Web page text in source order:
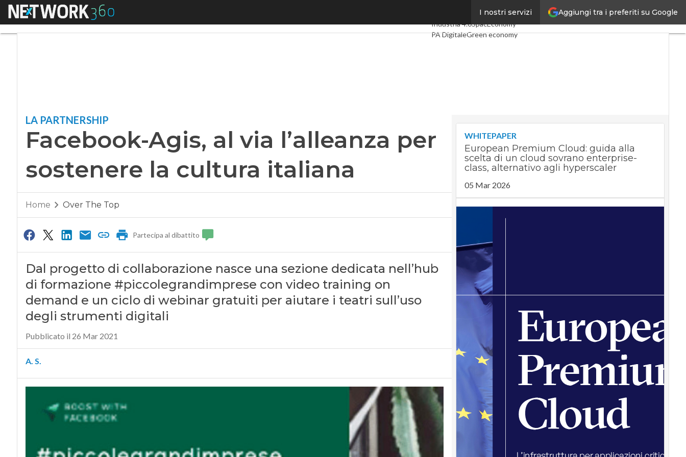
Aggiungi tra i preferiti su Google
I nostri servizi
Menu Digital EconomyTelco
Industria 4.0SpacEconomy
PA DigitaleGreen economy
LA PARTNERSHIP
Facebook-Agis, al via l’alleanza per
sostenere la cultura italiana
Home Over The Top
Partecipa al dibattito
Dal progetto di collaborazione nasce una sezione dedicata nell’hub
di formazione #piccolegrandimprese con video training on
demand e un ciclo di webinar gratuiti per aiutare i teatri sull’uso
degli strumenti digitali
Pubblicato il 26 Mar 2021
A. S.
WHITEPAPER
European Premium Cloud: guida alla
scelta di un cloud sovrano enterprise-
class, alternativo agli hyperscaler
05 Mar 2026